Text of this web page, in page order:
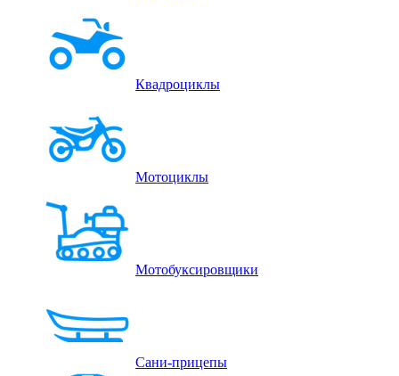
Квадроциклы
Мотоциклы
Мотобуксировщики
Сани-прицепы